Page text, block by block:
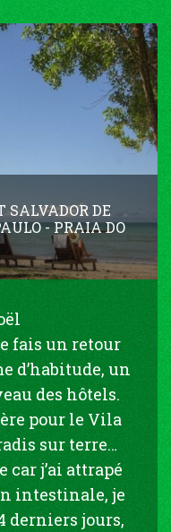
SALVADOR DE
- PRAIA DO
fais un retour
d’habitude, un
des hôtels.
pour le Vila
sur terre…
car j’ai attrapé
intestinale, je
derniers jours,